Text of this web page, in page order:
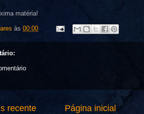
matéria!
às 00:00
recente Página inicial